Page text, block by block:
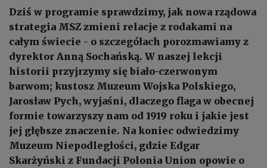
Dziś w programie sprawdzimy, jak nowa rządowa
strategia MSZ zmieni relacje z rodakami na
całym świecie - o szczegółach porozmawiamy z
dyrektor Anną Sochańską. W naszej lekcji
historii przyjrzymy się biało-czerwonym
barwom; kustosz Muzeum Wojska Polskiego,
Jarosław Pych, wyjaśni, dlaczego flaga w obecnej
formie towarzyszy nam od 1919 roku i jakie jest
jej głębsze znaczenie. Na koniec odwiedzimy
Muzeum Niepodległości, gdzie Edgar
Skarżyński z Fundacji Polonia Union opowie o